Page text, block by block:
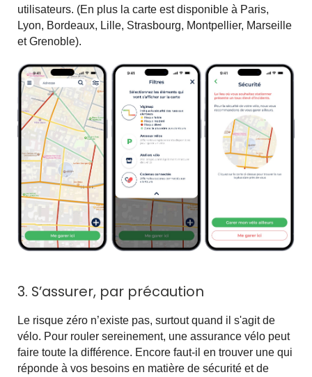
utilisateurs. (En plus la carte est disponible à Paris,
Lyon, Bordeaux, Lille, Strasbourg, Montpellier, Marseille
et Grenoble).
3. S’assurer, par précaution
Le risque zéro n’existe pas, surtout quand il s'agit de
vélo. Pour rouler sereinement, une assurance vélo peut
faire toute la différence. Encore faut-il en trouver une qui
réponde à vos besoins en matière de sécurité et de